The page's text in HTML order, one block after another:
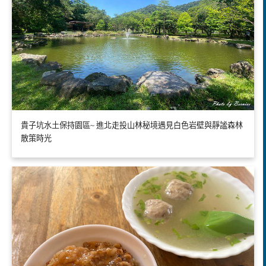
貴子坑水土保持園區~ 進北走投山林秘境遇見白色岩壁與靜謐森林
散策時光